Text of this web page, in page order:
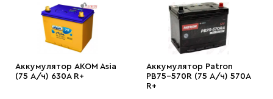
Аккумулятор AKOM Asia
(75 А/ч) 630A R+
Аккумулятор Patron
PB75-570R (75 А/ч) 570A
R+